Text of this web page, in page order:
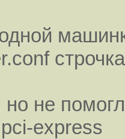
не
express